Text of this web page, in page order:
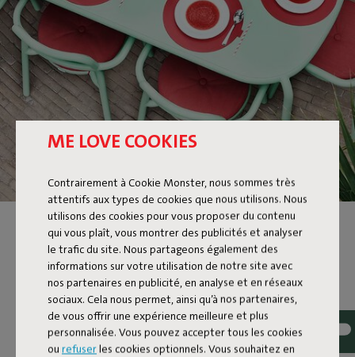
ME LOVE COOKIES
Contrairement à Cookie Monster, nous sommes très
attentifs aux types de cookies que nous utilisons. Nous
utilisons des cookies pour vous proposer du contenu
qui vous plaît, vous montrer des publicités et analyser
le trafic du site. Nous partageons également des
informations sur votre utilisation de notre site avec
nos partenaires en publicité, en analyse et en réseaux
sociaux. Cela nous permet, ainsi qu’à nos partenaires,
de vous offrir une expérience meilleure et plus
personnalisée. Vous pouvez accepter tous les cookies
ou refuserles cookies optionnels. Vous souhaitez en